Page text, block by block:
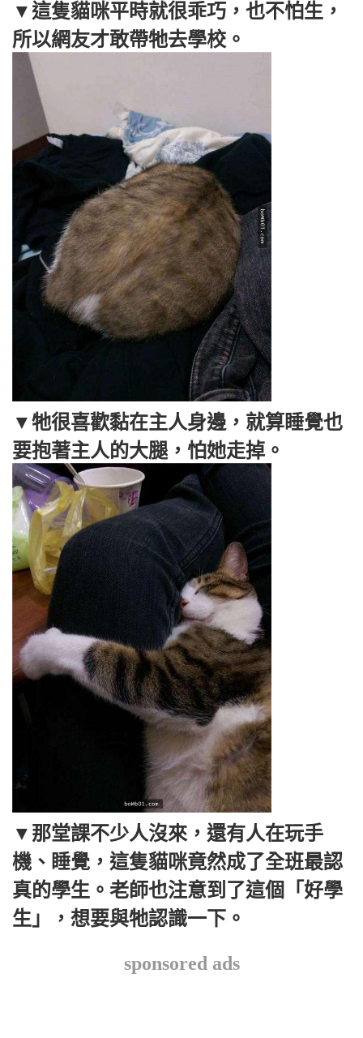
▼這隻貓咪平時就很乖巧，也不怕生，
所以網友才敢帶牠去學校。
▼牠很喜歡黏在主人身邊，就算睡覺也
要抱著主人的大腿，怕她走掉。
▼那堂課不少人沒來，還有人在玩手
機、睡覺，這隻貓咪竟然成了全班最認
真的學生。老師也注意到了這個「好學
生」，想要與牠認識一下。
sponsored ads